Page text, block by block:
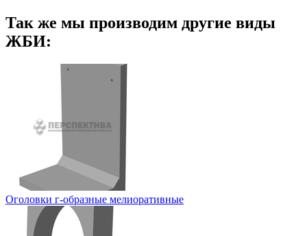
Так же мы производим другие виды
ЖБИ:
Оголовки г-образные мелиоративные